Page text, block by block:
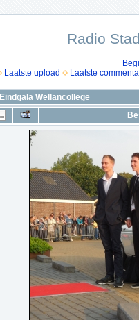
Radio
Laatste upload Laatste
Eindgala Wellancollege